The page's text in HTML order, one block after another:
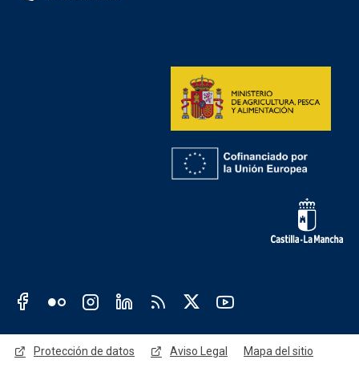
Redes sociales JCCM
Menú legal
Protección de datos Aviso Legal Mapa del sitio